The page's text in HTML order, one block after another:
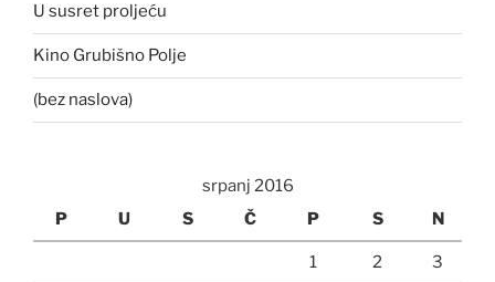
U susret proljeću
Kino Grubišno Polje
(bez naslova)
srpanj 2016
P
U S Č P S N
1 2 3